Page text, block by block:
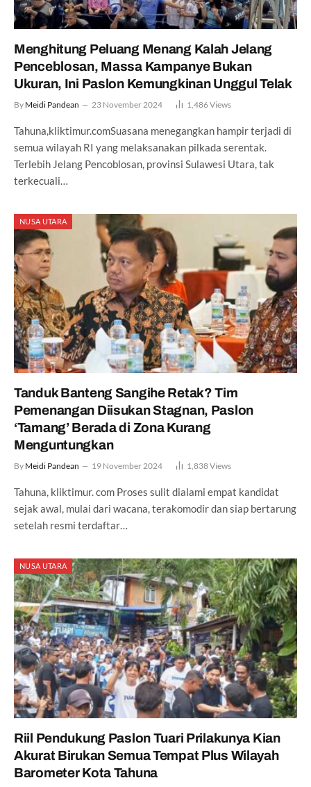
Menghitung Peluang Menang Kalah Jelang
Penceblosan, Massa Kampanye Bukan
Ukuran, Ini Paslon Kemungkinan Unggul Telak
By Meidi Pandean 23 November 2024 1,486Views
Tahuna,kliktimur.comSuasana menegangkan hampir terjadi di
semua wilayah RI yang melaksanakan pilkada serentak.
Terlebih Jelang Pencoblosan, provinsi Sulawesi Utara, tak
terkecuali…
NUSA UTARA
Tanduk Banteng Sangihe Retak? Tim
Pemenangan Diisukan Stagnan, Paslon
‘Tamang’ Berada di Zona Kurang
Menguntungkan
By Meidi Pandean 19 November 2024 1,838Views
Tahuna, kliktimur. com Proses sulit dialami empat kandidat
sejak awal, mulai dari wacana, terakomodir dan siap bertarung
setelah resmi terdaftar…
NUSA UTARA
Riil Pendukung Paslon Tuari Prilakunya Kian
Akurat Birukan Semua Tempat Plus Wilayah
Barometer Kota Tahuna